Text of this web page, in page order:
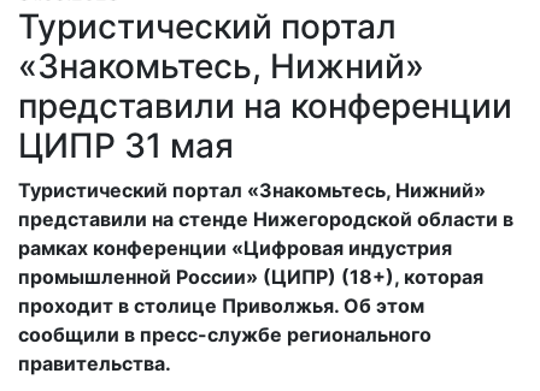
Туристический портал
«Знакомьтесь, Нижний»
представили на конференции
ЦИПР 31 мая
Туристический портал «Знакомьтесь, Нижний»
представили на стенде Нижегородской области в
рамках конференции «Цифровая индустрия
промышленной России» (ЦИПР) (18+), которая
проходит в столице Приволжья. Об этом
сообщили в пресс-службе регионального
правительства.